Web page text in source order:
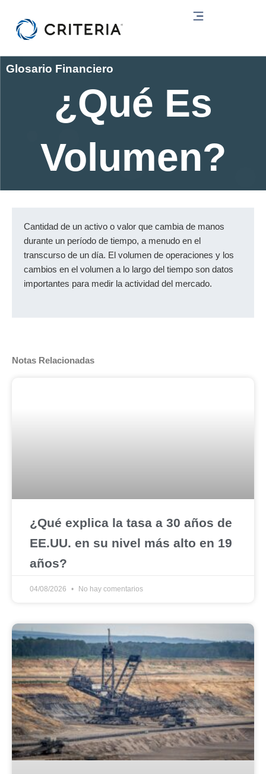
contenido
Glosario Financiero
¿Qué Es
Volumen?
Cantidad de un activo o valor que cambia de manos
durante un período de tiempo, a menudo en el
transcurso de un día. El volumen de operaciones y los
cambios en el volumen a lo largo del tiempo son datos
importantes para medir la actividad del mercado.
Notas Relacionadas
¿Qué explica la tasa a 30 años de
EE.UU. en su nivel más alto en 19
años?
04/08/2026 No hay comentarios